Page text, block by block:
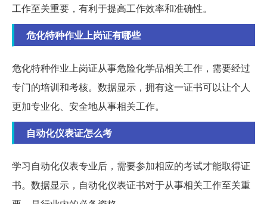
工作至关重要，有利于提高工作效率和准确性。
危化特种作业上岗证有哪些
危化特种作业上岗证从事危险化学品相关工作，需要经过
专门的培训和考核。数据显示，拥有这一证书可以让个人
更加专业化、安全地从事相关工作。
自动化仪表证怎么考
学习自动化仪表专业后，需要参加相应的考试才能取得证
书。数据显示，自动化仪表证书对于从事相关工作至关重